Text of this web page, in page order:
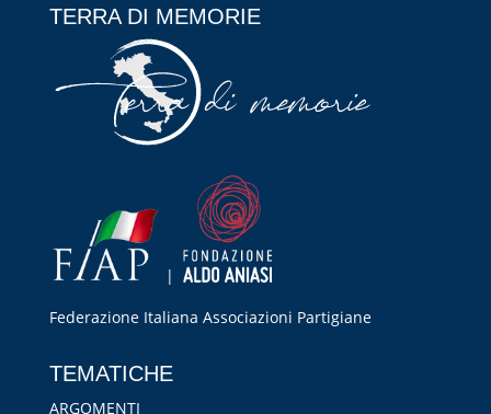
TERRA DI MEMORIE
|
Federazione Italiana Associazioni Partigiane
TEMATICHE
ARGOMENTI
RIPRISTINA
-A 100% +A